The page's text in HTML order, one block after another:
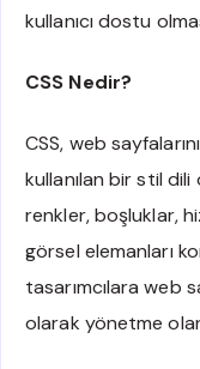
kullanıcı dostu
CSS Nedir?
CSS, web
kullanılan bir stil dili
renkler, boşluklar,
görsel elemanları
tasarımcılara web
olarak yönetme